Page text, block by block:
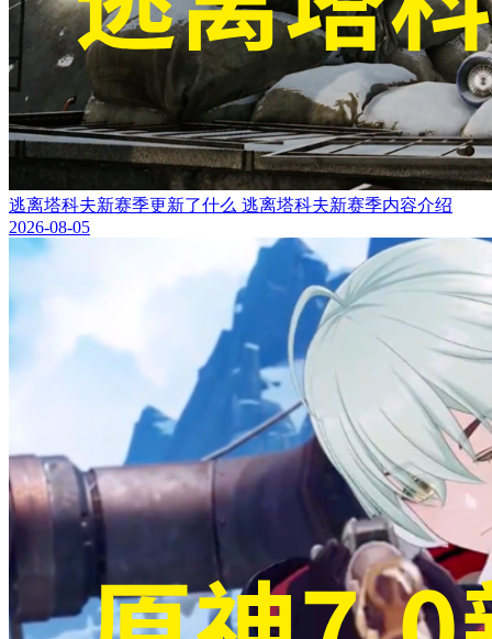
逃离塔科夫新赛季更新了什么 逃离塔科夫新赛季内容介绍
2026-08-05